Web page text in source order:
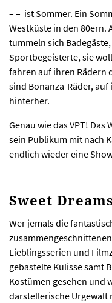
– – ist Sommer. Ein
Westküste in den 80ern.
tummeln sich
Sportbegeisterte, sie
fahren auf ihren Rädern
sind Bonanza-Räder,
hinterher.
Genau wie das VPT!
sein Publikum mit nach
endlich wieder eine
Sweet
Wer jemals die
Lieblingsserien und
gebastelte Kulisse samt
Kostümen gesehen und
darstellerische